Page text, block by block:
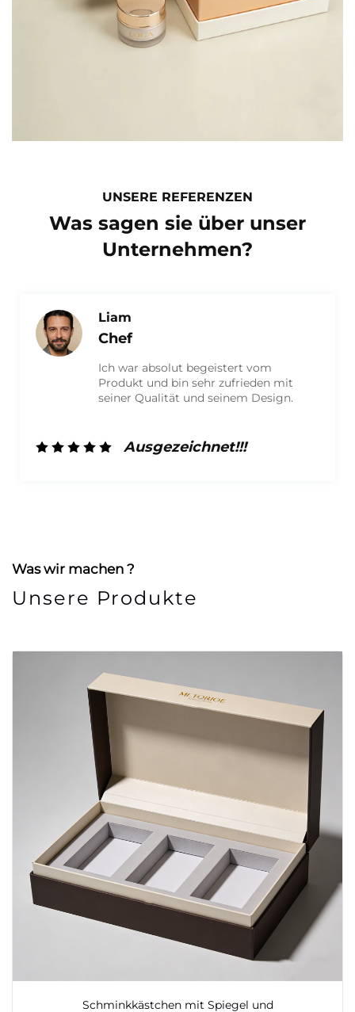
UNSERE REFERENZEN
Was sagen sie über unser
Unternehmen?
Ich bin Olivia.
Marketing
Ich bin sehr zufrieden mit dem Produkt
und habe eine hochwertige Verpackung
erhalten. Die Mitarbeiter waren äußerst
Fall zukünftig wieder mit ihnen
zusammenarbeiten!
Ausgezeichnet!!!
Was wir machen ?
Unsere Produkte
Schminkkästchen mit Spiegel und